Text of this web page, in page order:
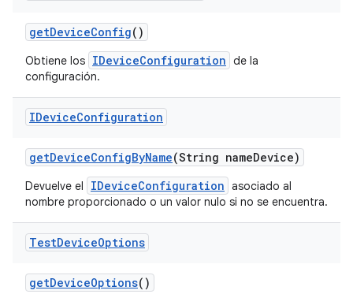
getDeviceConfig()
Obtiene los IDeviceConfiguration de la
configuración.
IDeviceConfiguration
getDeviceConfigByName(String nameDevice)
Devuelve el IDeviceConfiguration asociado al
nombre proporcionado o un valor nulo si no se encuentra.
TestDeviceOptions
getDeviceOptions()